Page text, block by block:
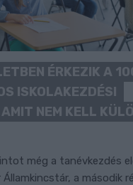
ÉRKEZIK A
ISKOLAKEZDÉSI
NEM KELL
még a tanévkezdés
a második